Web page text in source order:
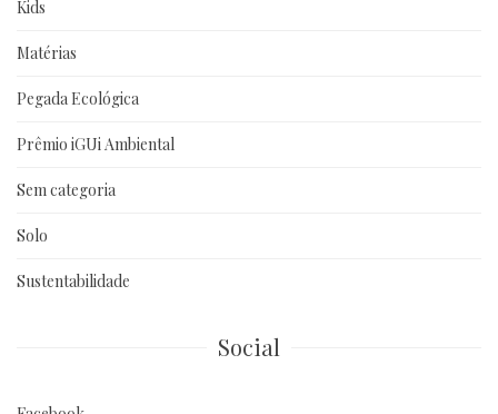
Kids
Matérias
Pegada Ecológica
Prêmio iGUi Ambiental
Sem categoria
Solo
Sustentabilidade
Social